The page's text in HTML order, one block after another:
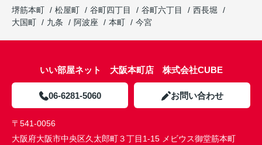
堺筋本町
松屋町 谷町四丁目 谷町六丁目
西長堀
大国町
九条 阿波座 本町 今宮
いい部屋ネット 大阪本町店 株式会社CUBE
06-6281-5060 お問い合わせ
〒541-0056
大阪府大阪市中央区久太郎町３丁目1-15 メビウス御堂筋本町